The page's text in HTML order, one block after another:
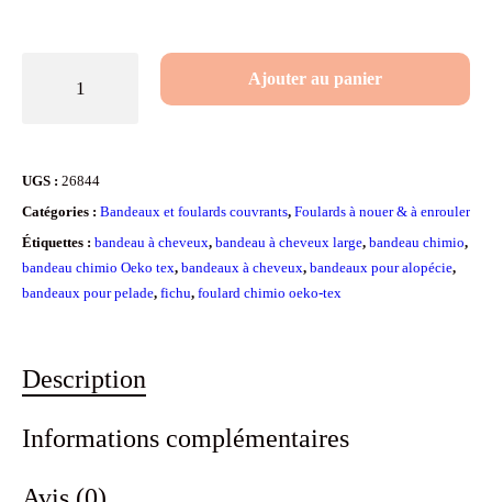
à
fleurs
Tim
Ajouter au panier
UGS : 26844
Catégories : Bandeaux et foulards couvrants, Foulards à nouer & à enrouler
Étiquettes : bandeau à cheveux, bandeau à cheveux large, bandeau chimio,
bandeau chimio Oeko tex, bandeaux à cheveux, bandeaux pour alopécie,
bandeaux pour pelade, fichu, foulard chimio oeko-tex
Description
Informations complémentaires